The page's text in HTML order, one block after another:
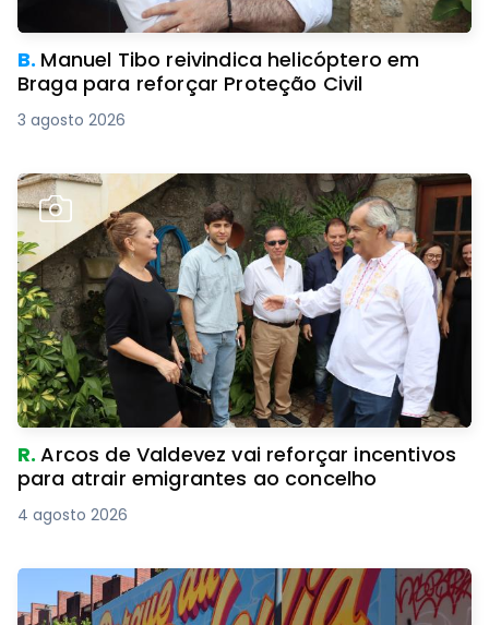
B. Manuel Tibo reivindica helicóptero em
Braga para reforçar Proteção Civil
3 agosto 2026
R.Arcos de Valdevez vai reforçar incentivos
para atrair emigrantes ao concelho
4 agosto 2026